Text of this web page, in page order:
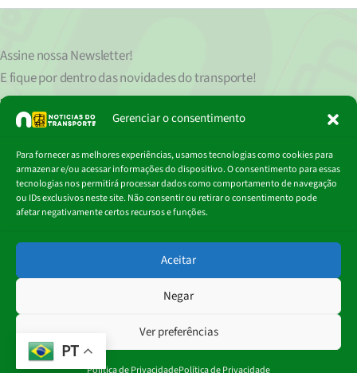
Gerenciar o consentimento
Para fornecer as melhores experiências, usamos tecnologias como cookies para
armazenar e/ou acessar informações do dispositivo. O consentimento para essas
tecnologias nos permitirá processar dados como comportamento de navegação
ou IDs exclusivos neste site. Não consentir ou retirar o consentimento pode
afetar negativamente certos recursos e funções.
Aceitar
Negar
Ver preferências
Política de PrivacidadePolítica de Privacidade
Assine nossaNewsletter!
E fique por dentro das novidades do transporte!
Seu endereço de e-mail
clicando aqui.
Digite
mail…
Assinar
© 2018 - 2026
Portal Notícias do Transporte
PT